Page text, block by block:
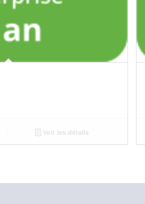
Voir les détails